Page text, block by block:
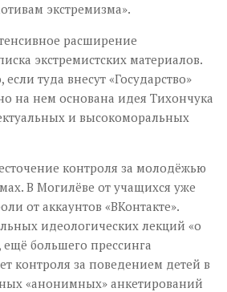
экстремизма».
расширение
экстремистских материалов.
туда внесут «Государство»
на нем основана идея Тихончука
и высокоморальных
контроля за молодёжью
В Могилёве от учащихся уже
от аккаунтов «ВКонтакте».
идеологических лекций «о
ещё большего прессинга
контроля за поведением детей в
«анонимных» анкетирований